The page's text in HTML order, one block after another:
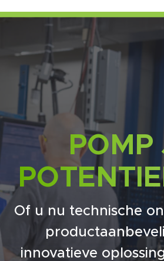
POMP
Of u nu technische
innovatieve